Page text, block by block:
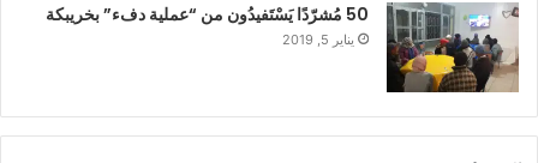
50 مُشرّدًا يَسْتَفيدُون من “عملية دفء” بخريبكة
يناير 5, 2019